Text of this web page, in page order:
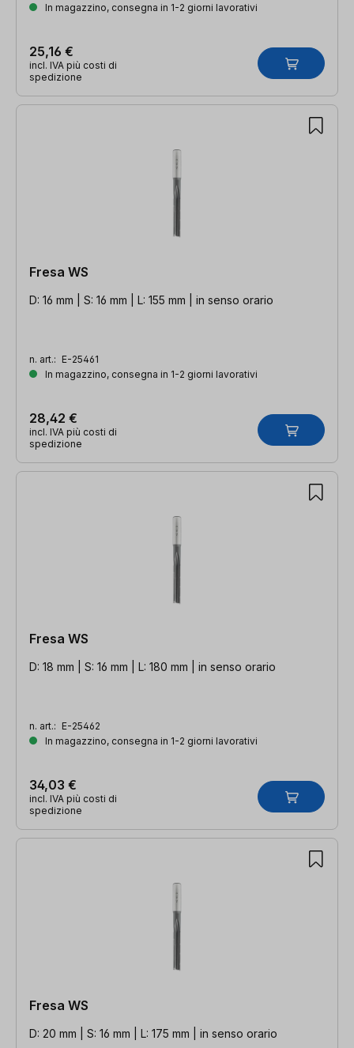
In magazzino, consegna in 1-2 giorni lavorativi
25,16 €
incl. IVA più costi di
spedizione
Fresa WS
D: 16 mm | S: 16 mm | L: 155 mm | in senso orario
n. art.: E-25461
In magazzino, consegna in 1-2 giorni lavorativi
28,42 €
incl. IVA più costi di
spedizione
Fresa WS
D: 18 mm | S: 16 mm | L: 180 mm | in senso orario
n. art.: E-25462
In magazzino, consegna in 1-2 giorni lavorativi
34,03 €
incl. IVA più costi di
spedizione
Fresa WS
D: 20 mm | S: 16 mm | L: 175 mm | in senso orario